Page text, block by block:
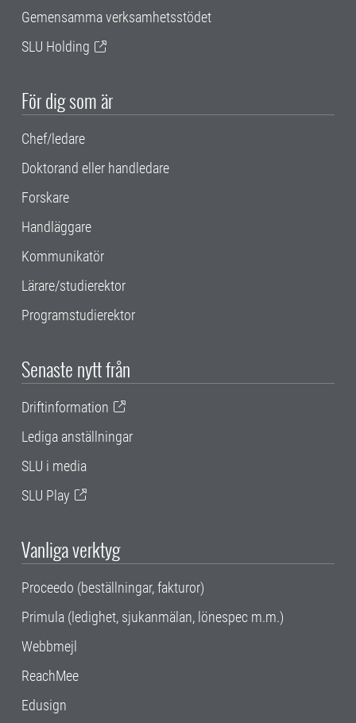
Gemensamma verksamhetsstödet
SLU Holding
För dig som är
Chef/ledare
Doktorand eller handledare
Forskare
Handläggare
Kommunikatör
Lärare/studierektor
Programstudierektor
Senaste nytt från
Driftinformation
Lediga anställningar
SLU i media
SLU Play
Vanliga verktyg
Proceedo (beställningar, fakturor)
Primula (ledighet, sjukanmälan, lönespec m.m.)
Webbmejl
ReachMee
Edusign